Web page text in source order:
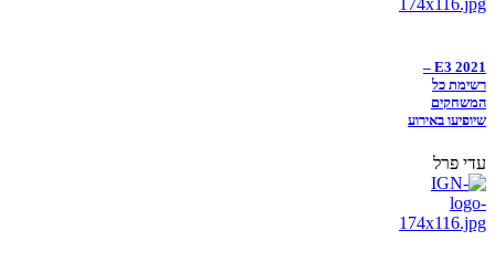
E3 2021 –
רשימת כל
המשחקים
שיופיעו באירוע
עדי פרל